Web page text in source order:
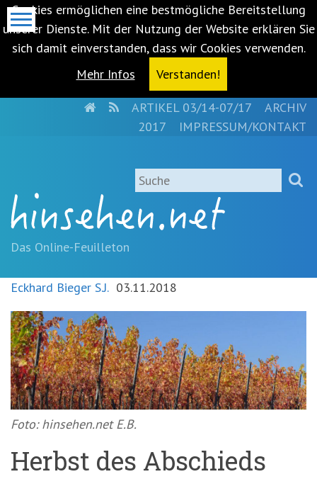
Cookies ermöglichen eine bestmögliche Bereitstellung
unserer Dienste. Mit der Nutzung der Website erklären Sie
sich damit einverstanden, dass wir Cookies verwenden.
Mehr Infos
Verstanden!
springen
(Accesskey
'1')Zur
springen
'3')Zur
Suche
springen
(Accesskey
'2')
HOMERSSARTIKEL 03/14-07/17
ARCHIV
2017
IMPRESSUM/KONTAKT
Suche
Das Online-Feuilleton
Eckhard Bieger S.J. 03.11.2018
Foto: hinsehen.net E.B.
Herbst des Abschieds